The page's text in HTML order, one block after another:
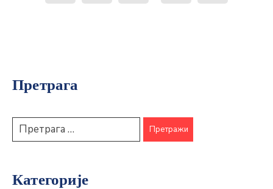
Претрага
Категорије